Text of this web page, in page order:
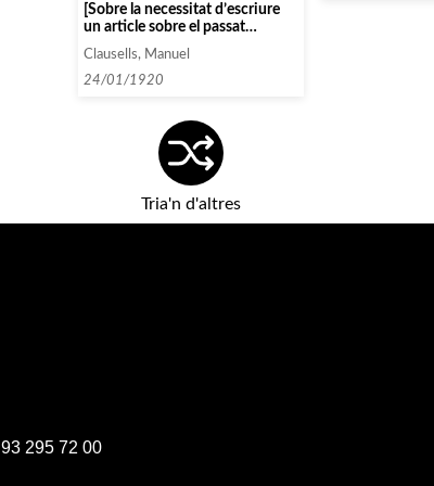
[Sobre la necessitat d’escriure
un article sobre el passat
concert, i demanda d’exemplars
del diari amb l’article sobre
Landowska]
Clausells, Manuel
24/01/1920
Tria'n d'altres
93 295 72 00